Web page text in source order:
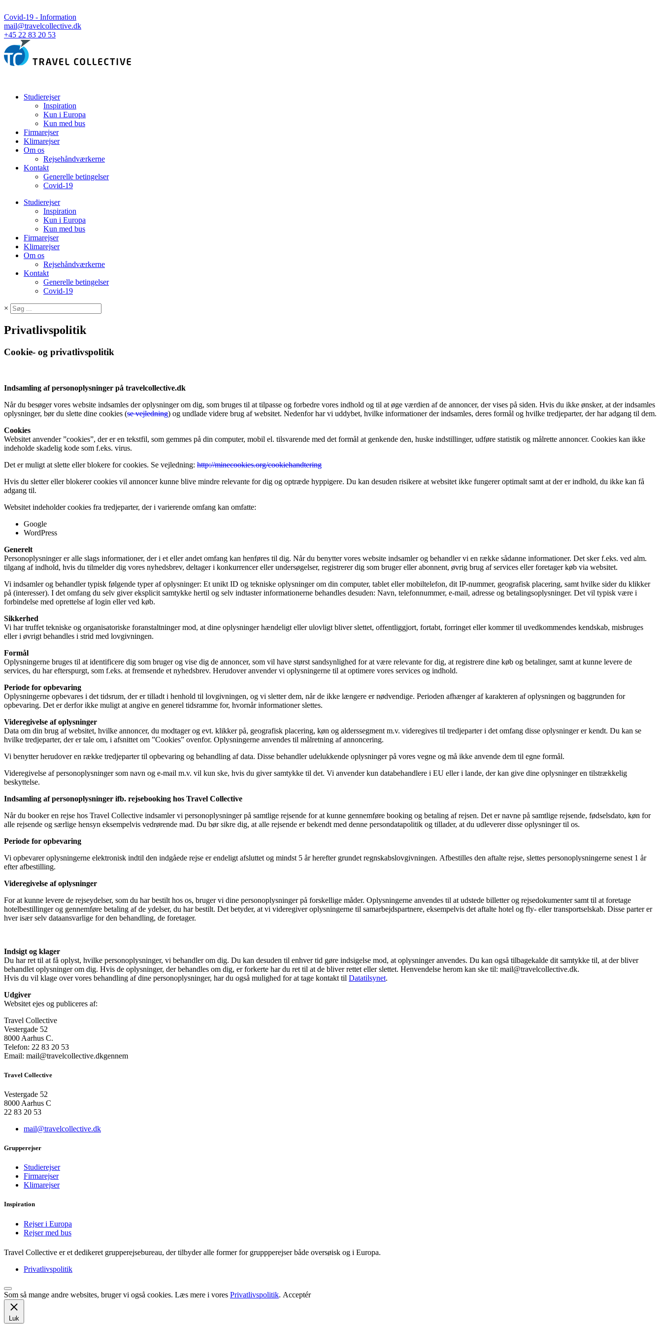
Covid-19 - Information
mail@travelcollective.dk
+45 22 83 20 53
Studierejser
Inspiration
Kun i Europa
Kun med bus
Firmarejser
Klimarejser
Om os
Rejsehåndværkerne
Kontakt
Generelle betingelser
Covid-19
Studierejser
Inspiration
Kun i Europa
Kun med bus
Firmarejser
Klimarejser
Om os
Rejsehåndværkerne
Kontakt
Generelle betingelser
Covid-19
×
Privatlivspolitik
Cookie- og privatlivspolitik
Indsamling af personoplysninger på travelcollective.dk
Når du besøger vores website indsamles der oplysninger om dig, som bruges til at tilpasse og forbedre vores indhold og til at øge værdien af de annoncer, der vises på siden. Hvis du ikke ønsker, at der indsamles
oplysninger, bør du slette dine cookies (se vejledning) og undlade videre brug af websitet. Nedenfor har vi uddybet, hvilke informationer der indsamles, deres formål og hvilke tredjeparter, der har adgang til dem.
Cookies
Websitet anvender ”cookies”, der er en tekstfil, som gemmes på din computer, mobil el. tilsvarende med det formål at genkende den, huske indstillinger, udføre statistik og målrette annoncer. Cookies kan ikke
indeholde skadelig kode som f.eks. virus.
Det er muligt at slette eller blokere for cookies. Se vejledning: http://minecookies.org/cookiehandtering
Hvis du sletter eller blokerer cookies vil annoncer kunne blive mindre relevante for dig og optræde hyppigere. Du kan desuden risikere at websitet ikke fungerer optimalt samt at der er indhold, du ikke kan få
adgang til.
Websitet indeholder cookies fra tredjeparter, der i varierende omfang kan omfatte:
Google
WordPress
Generelt
Personoplysninger er alle slags informationer, der i et eller andet omfang kan henføres til dig. Når du benytter vores website indsamler og behandler vi en række sådanne informationer. Det sker f.eks. ved alm.
tilgang af indhold, hvis du tilmelder dig vores nyhedsbrev, deltager i konkurrencer eller undersøgelser, registrerer dig som bruger eller abonnent, øvrig brug af services eller foretager køb via websitet.
Vi indsamler og behandler typisk følgende typer af oplysninger: Et unikt ID og tekniske oplysninger om din computer, tablet eller mobiltelefon, dit IP-nummer, geografisk placering, samt hvilke sider du klikker
på (interesser). I det omfang du selv giver eksplicit samtykke hertil og selv indtaster informationerne behandles desuden: Navn, telefonnummer, e-mail, adresse og betalingsoplysninger. Det vil typisk være i
forbindelse med oprettelse af login eller ved køb.
Sikkerhed
Vi har truffet tekniske og organisatoriske foranstaltninger mod, at dine oplysninger hændeligt eller ulovligt bliver slettet, offentliggjort, fortabt, forringet eller kommer til uvedkommendes kendskab, misbruges
eller i øvrigt behandles i strid med lovgivningen.
Formål
Oplysningerne bruges til at identificere dig som bruger og vise dig de annoncer, som vil have størst sandsynlighed for at være relevante for dig, at registrere dine køb og betalinger, samt at kunne levere de
services, du har efterspurgt, som f.eks. at fremsende et nyhedsbrev. Herudover anvender vi oplysningerne til at optimere vores services og indhold.
Periode for opbevaring
Oplysningerne opbevares i det tidsrum, der er tilladt i henhold til lovgivningen, og vi sletter dem, når de ikke længere er nødvendige. Perioden afhænger af karakteren af oplysningen og baggrunden for
opbevaring. Det er derfor ikke muligt at angive en generel tidsramme for, hvornår informationer slettes.
Videregivelse af oplysninger
Data om din brug af websitet, hvilke annoncer, du modtager og evt. klikker på, geografisk placering, køn og alderssegment m.v. videregives til tredjeparter i det omfang disse oplysninger er kendt. Du kan se
hvilke tredjeparter, der er tale om, i afsnittet om ”Cookies” ovenfor. Oplysningerne anvendes til målretning af annoncering.
Vi benytter herudover en række tredjeparter til opbevaring og behandling af data. Disse behandler udelukkende oplysninger på vores vegne og må ikke anvende dem til egne formål.
Videregivelse af personoplysninger som navn og e-mail m.v. vil kun ske, hvis du giver samtykke til det. Vi anvender kun databehandlere i EU eller i lande, der kan give dine oplysninger en tilstrækkelig
beskyttelse.
Indsamling af personoplysninger ifb. rejsebooking hos Travel Collective
Når du booker en rejse hos Travel Collective indsamler vi personoplysninger på samtlige rejsende for at kunne gennemføre booking og betaling af rejsen. Det er navne på samtlige rejsende, fødselsdato, køn for
alle rejsende og særlige hensyn eksempelvis vedrørende mad. Du bør sikre dig, at alle rejsende er bekendt med denne persondatapolitik og tillader, at du udleverer disse oplysninger til os.
Periode for opbevaring
Vi opbevarer oplysningerne elektronisk indtil den indgåede rejse er endeligt afsluttet og mindst 5 år herefter grundet regnskabslovgivningen. Afbestilles den aftalte rejse, slettes personoplysningerne senest 1 år
efter afbestilling.
Videregivelse af oplysninger
For at kunne levere de rejseydelser, som du har bestilt hos os, bruger vi dine personoplysninger på forskellige måder. Oplysningerne anvendes til at udstede billetter og rejsedokumenter samt til at foretage
hotelbestillinger og gennemføre betaling af de ydelser, du har bestilt. Det betyder, at vi videregiver oplysningerne til samarbejdspartnere, eksempelvis det aftalte hotel og fly- eller transportselskab. Disse parter er
hver især selv dataansvarlige for den behandling, de foretager.
Indsigt og klager
Du har ret til at få oplyst, hvilke personoplysninger, vi behandler om dig. Du kan desuden til enhver tid gøre indsigelse mod, at oplysninger anvendes. Du kan også tilbagekalde dit samtykke til, at der bliver
behandlet oplysninger om dig. Hvis de oplysninger, der behandles om dig, er forkerte har du ret til at de bliver rettet eller slettet. Henvendelse herom kan ske til: mail@travelcollective.dk.
Hvis du vil klage over vores behandling af dine personoplysninger, har du også mulighed for at tage kontakt til Datatilsynet.
Udgiver
Websitet ejes og publiceres af:
Travel Collective
Vestergade 52
8000 Aarhus C.
Telefon: 22 83 20 53
Email: mail@travelcollective.dkgennem
Travel Collective
Vestergade 52
8000 Aarhus C
22 83 20 53
mail@travelcollective.dk
Grupperejser
Studierejser
Firmarejser
Klimarejser
Inspiration
Rejser i Europa
Rejser med bus
Travel Collective er et dedikeret grupperejsebureau, der tilbyder alle former for gruppperejser både oversøisk og i Europa.
Privatlivspolitik
Som så mange andre websites, bruger vi også cookies. Læs mere i vores Privatlivspolitik. Acceptér
Luk